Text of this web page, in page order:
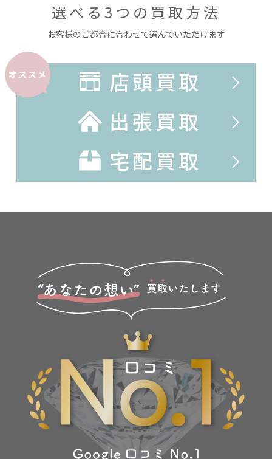
選べる3つの買取方法
お客様のご都合に合わせて選んでいただけます
オススメ
店頭買取
出張買取
宅配買取